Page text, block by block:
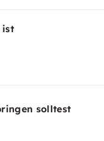
ist
solltest